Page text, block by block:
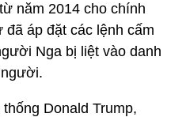
năm 2014 cho chính
áp đặt các lệnh cấm
Nga bị liệt vào danh
Donald Trump,